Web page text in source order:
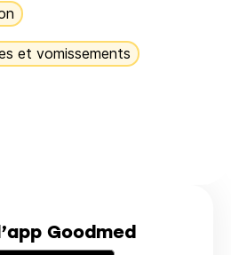
Goodmed
et vomissements